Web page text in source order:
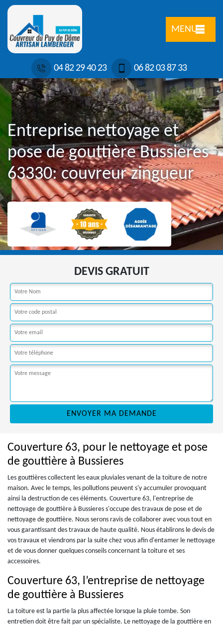
MENU
04 82 29 40 23 06 82 03 87 33
Entreprise nettoyage et
pose de gouttière Bussieres
63330: couvreur zingueur
DEVIS GRATUIT
Couverture 63, pour le nettoyage et pose
de gouttière à Bussieres
Les gouttières collectent les eaux pluviales venant de la toiture de notre
maison. Avec le temps, les pollutions peuvent s'y accumuler provoquant
ainsi la destruction de ces éléments. Couverture 63, l'entreprise de
nettoyage de gouttière à Bussieres s'occupe des travaux de pose et de
nettoyage de gouttière. Nous serons ravis de collaborer avec vous tout en
vous garantissant des travaux de haute qualité. Nous établirons le devis de
vos travaux et viendrons par la suite chez vous afin d'entamer le nettoyage
et de vous donner quelques conseils concernant la toiture et ses
accessoires.
Couverture 63, l’entreprise de nettoyage
de gouttière à Bussieres
La toiture est la partie la plus affectée lorsque la pluie tombe. Son
entretien doit être fait par un spécialiste. Le nettoyage de la gouttière en